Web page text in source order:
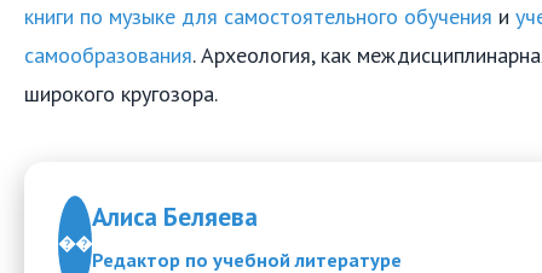
книги по музыке для самостоятельного обучения и
самообразования. Археология, как
широкого кругозора.
��
Алиса Беляева
Редактор по учебной литературе